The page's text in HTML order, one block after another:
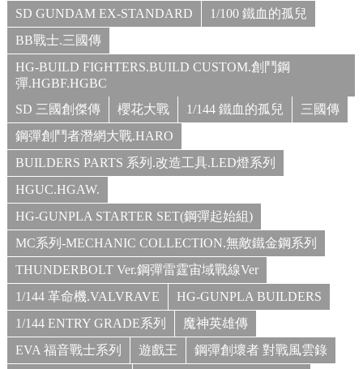
SD GUNDAM EX-STANDARD
1/100 鐵血的孤兒
BB戰士.三國傳
HG-BUILD FIGHTERS.BUILD CUSTOM.創鬥鋼
彈.HGBF.HGBC
SD 三國創傑傳
櫻花大戰 1/144 鐵血的孤兒
三國傳
鋼彈創鬥者潛網大戰.HARO
BUILDERS PARTS 系列.改造工具.LED燈系列
HGUC.HGAW.
HG-GUNPLA STARTER SET(鋼彈起始組)
MC系列-MECHANIC COLLECTION.無敵鐵金鋼系列
THUNDERBOLT Ver.鋼彈雷霆宙域戰線Ver
1/144 革命機.VALVRAVE
HG-GUNPLA BUILDERS
1/144 ENTRY GRADE系列
魔神英雄傳
EVA 福音戰士系列
遊戲王
鋼彈創壞者 對戰風雲錄